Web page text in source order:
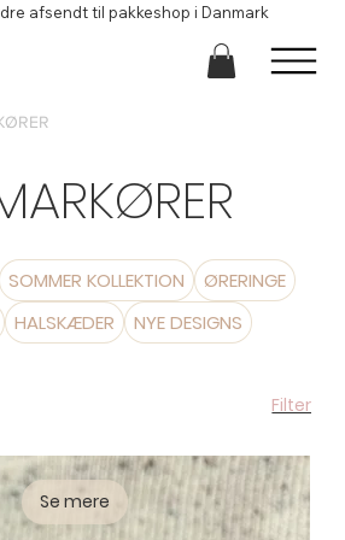
afsendt til pakkeshop i Danmark
SOMMER KOLLEKTION
ØRERINGE
HALSKÆDER NYE DESIGNS
Filter
Se mere